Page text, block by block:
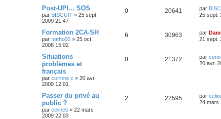
Post-UPI... SOS
par BISCUIT » 25 sept.
2009 21:47
0 20641 par
25 sept.
Formation 2CA-SH
par natho02 » 25 oct.
2008 15:02
6 30963 par
21 sept.
Situations
problèmes et
français
par corinne c » 20 avr.
2009 12:01
0 21372 par
20 avr.
Passer du privé au
public ?
par celineb » 22 mars
2009 22:03
2 22595 par
24 mars